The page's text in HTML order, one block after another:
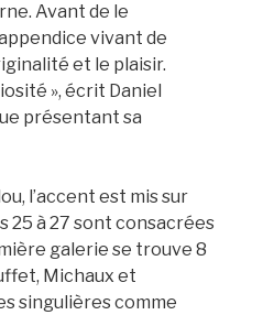
Avant de le
vivant de
et le plaisir.
», écrit Daniel
présentant sa
l’accent est mis sur
25 à 27 sont consacrées
galerie se trouve 8
Michaux et
singulières comme